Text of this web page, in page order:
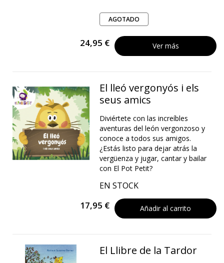
AGOTADO
24,95 € Ver más
El lleó vergonyós i els
seus amics
Diviértete con las increíbles
aventuras del león vergonzoso y
conoce a todos sus amigos.
¿Estás listo para dejar atrás la
vergüenza y jugar, cantar y bailar
con El Pot Petit?
EN STOCK
17,95 € Añadir al carrito
El Llibre de la Tardor